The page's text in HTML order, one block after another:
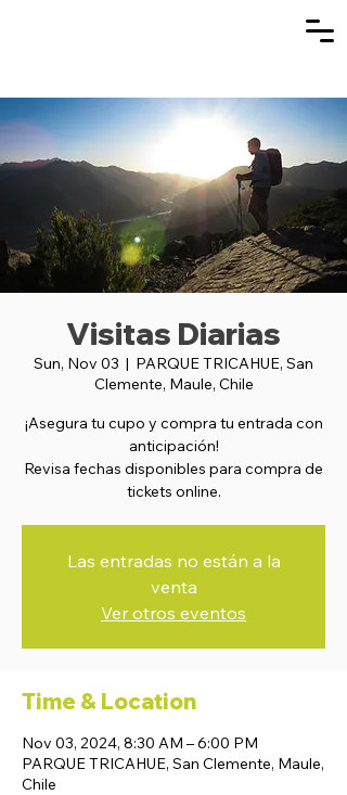
Visitas Diarias
Sun, Nov 03
  |
PARQUE TRICAHUE, San
Clemente, Maule, Chile
¡Asegura tu cupo y compra tu entrada con
anticipación!
Revisa fechas disponibles para compra de
tickets online.
Las entradas no están a la
venta
Ver otros eventos
Time & Location
Nov 03, 2024, 8:30 AM – 6:00 PM
PARQUE TRICAHUE, San Clemente, Maule,
Chile